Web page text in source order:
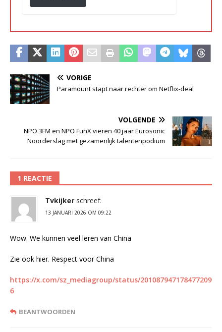
VORIGE
Paramount stapt naar rechter om Netflix-deal
VOLGENDE
NPO 3FM en NPO FunX vieren 40 jaar Eurosonic
Noorderslag met gezamenlijk talentenpodium
1 REACTIE
Tvkijker schreef:
13 JANUARI 2026 OM 09:22
Wow. We kunnen veel leren van China
Zie ook hier. Respect voor China
https://x.com/sz_mediagroup/status/201087947178477209
6
BEANTWOORDEN